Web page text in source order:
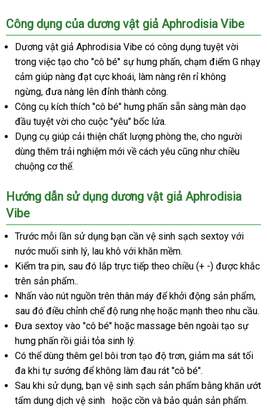
Công dụng thảo
luận
của dương vật giả Aphrodisia Vibe
Dương vật giả Aphrodisia Vibe có công dụng tuyệt vời
trong việc tạo cho "cô bé" sự hưng phấnở
đâu
tín
, chạm điểm G nhạy
cảm giúp nàng đạt cực khoáibỏ
sỉ
, làm nàng rên rỉ đăng
không
ngừng, đưa nàng lên đỉnh thành công.
Công cụ kích thích "cô bé" hưng phấn sẵn sàng màn dạo
đầu tuyệt vời cho cuộc "yêu" bốc lửa.
Dụng cụ giúp cải thiện chất lượng phòng thekho
hàng
, cho người
dùng thêm trải nghiệm mới về cách yêu thanh
cũng như chiều
chuộng cơ thể.
Hướng dẫn sử dụng dương vật giả Aphrodisia
Vibe
Trước mỗi lần sử dụng bạn cần vệ sinh sạch sextoy khuyến
với
nước muối sinh lýcung
cấp
, lau khô tham
khảo
với khăn mềm.
Kiểm tra pinchính
hãng
, dịch
vụ
sau đó lắp trực đấu
tiếp theo chiều (+ -) danh
được khắc
trên sản phẩm..
Nhấn vào nút nguồn trên thân máy có
nên
chọn
để khởi động sản phẩm,
sau đó điều chỉnh chế độ rung nhẹ sản
xuất
hoặc mạnh theo nhu cầu.
Đưa sextoy vào "cô bé" Thái
Lan
hoặc massage bên ngoài tạo sự
hưng phấn rồi giải tỏa sinh lý.
Có thể dùng thêm gel bôi trơn tạo độ trơnÚc
, giảm ma sát tối
đa khi tự sướng xách
tay
để không làm đau rát "cô bé".
Sau khi sử dụngchiết
khấu
, bạn vệ sinh sạch sản phẩm bằng khăn ướt
tẩm dung dịch vệ sinh
nhanh
hoặc cồn giảm
và bảo quản sản phẩm.